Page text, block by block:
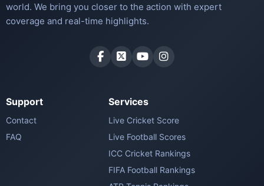
world. We bring you closer to the action with expert
coverage and real-time highlights.
Support
Contact
FAQ
Services
Live Cricket Score
Live Football Scores
ICC Cricket Rankings
FIFA Football Rankings